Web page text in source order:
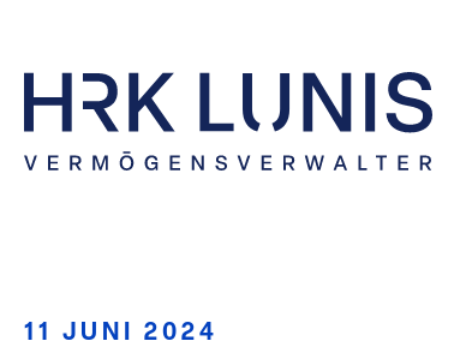
11 JUNI 2024